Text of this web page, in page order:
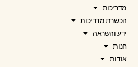
מדריכות
הכשרת מדריכות
ידע והשראה
חנות
אודות